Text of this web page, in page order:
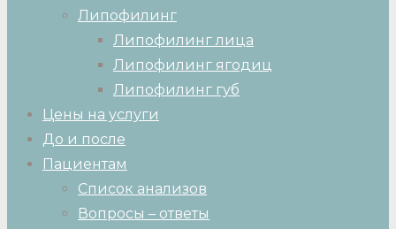
Липофилинг
Липофилинг лица
Липофилинг ягодиц
Липофилинг губ
Цены на услуги
До и после
Пациентам
Список анализов
Вопросы – ответы